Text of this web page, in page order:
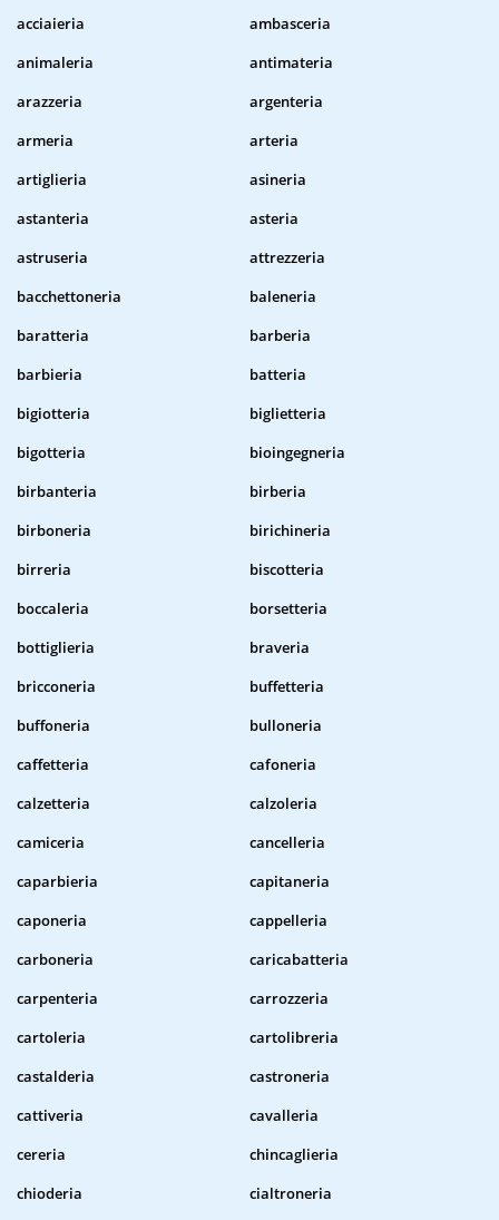
acciaieria
ambasceria
animaleria
antimateria
arazzeria
argenteria
armeria
arteria
artiglieria
asineria
astanteria
asteria
astruseria
attrezzeria
bacchettoneria
baleneria
baratteria
barberia
barbieria
batteria
bigiotteria
biglietteria
bigotteria
bioingegneria
birbanteria
birberia
birboneria
birichineria
birreria
biscotteria
boccaleria
borsetteria
bottiglieria
braveria
bricconeria
buffetteria
buffoneria
bulloneria
caffetteria
cafoneria
calzetteria
calzoleria
camiceria
cancelleria
caparbieria
capitaneria
caponeria
cappelleria
carboneria
caricabatteria
carpenteria
carrozzeria
cartoleria
cartolibreria
castalderia
castroneria
cattiveria
cavalleria
cereria
chincaglieria
chioderia
cialtroneria